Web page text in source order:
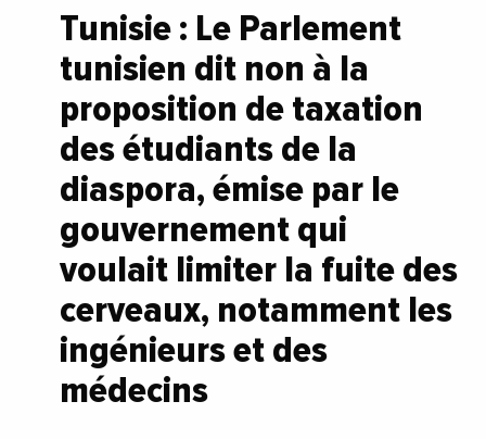
Tunisie : Le Parlement
tunisien dit non à la
proposition de taxation
des étudiants de la
diaspora, émise par le
gouvernement qui
voulait limiter la fuite des
cerveaux, notamment les
ingénieurs et des
médecins